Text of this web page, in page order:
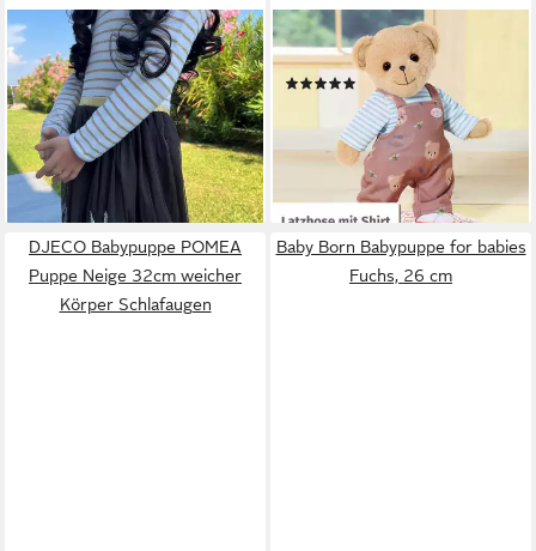
CMTPUPPENGALERIE
Stehpuppe Weihnachtsedition
2024: Bonnie von Monika
Levenig, dunkelbraun, 122 cm
(1-tlg)
749,00 €
lieferbar - in 4-5 Werktagen bei dir
BABY BORN
Puppenkleidung Bärenanzug
(22)
ab 10,99 €
lieferbar - in 2-3 Werktagen bei dir
DJECO Babypuppe POMEA
Puppe Neige 32cm weicher
Körper Schlafaugen
Baby Born Babypuppe for babies
Fuchs, 26 cm